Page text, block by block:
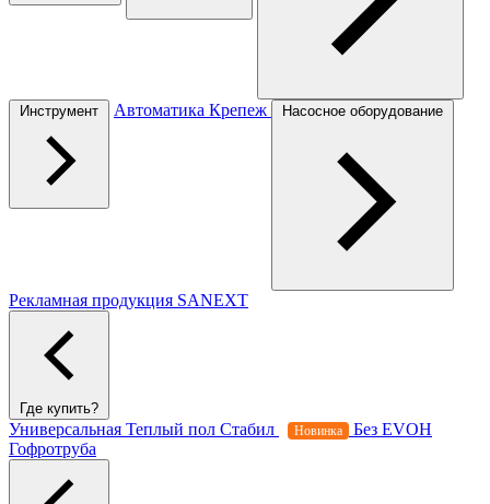
Инструмент Автоматика Крепеж Насосное оборудование
Рекламная продукция SANEXT
Где купить?
Универсальная Теплый пол Стабил Новинка
Без EVOH
Гофротруба